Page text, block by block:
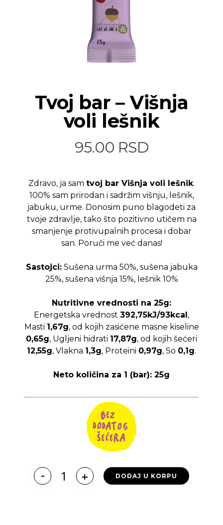
Tvoj bar – Višnja
voli lešnik
95.00 RSD
Zdravo, ja sam tvoj bar Višnja voli lešnik.
100% sam prirodan i sadržim višnju, lešnik,
jabuku, urme. Donosim puno blagodeti za
tvoje zdravlje, tako što pozitivno utičem na
smanjenje protivupalnih procesa i dobar
san. Poruči me već danas!
Sastojci:Sušena urma 50%, sušena jabuka
25%, sušena višnja 15%, lešnik 10%
Nutritivne vrednosti na 25g:
Energetska vrednost 392,75kJ/93kcal,
Masti 1,67g, od kojih zasićene masne kiseline
0,65g, Ugljeni hidrati 17,87g, od kojih šećeri
12,55g, Vlakna 1,3g, Proteini 0,97g, So 0,1g.
Neto količina za 1 (bar): 25g
DODAJ U KORPU